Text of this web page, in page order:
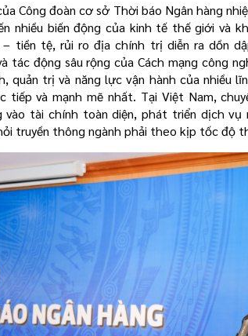
Công đoàn cơ sở Thời báo Ngân hàng
nhiều biến động của kinh tế thế giới và
tiền tệ, rủi ro địa chính trị diễn ra dồn
tác động sâu rộng của Cách mạng công
quản trị và năng lực vận hành của nhiều
tiếp và mạnh mẽ nhất. Tại Việt Nam,
tài chính toàn diện, phát triển dịch vụ
truyền thông ngành phải theo kịp tốc độ